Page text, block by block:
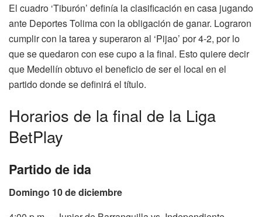
El cuadro ‘Tiburón’ definía la clasificación en casa jugando
ante Deportes Tolima con la obligación de ganar. Lograron
cumplir con la tarea y superaron al ‘Pijao’ por 4-2, por lo
que se quedaron con ese cupo a la final. Esto quiere decir
que Medellín obtuvo el beneficio de ser el local en el
partido donde se definirá el título.
Horarios de la final de la Liga
BetPlay
Partido de ida
Domingo 10 de diciembre